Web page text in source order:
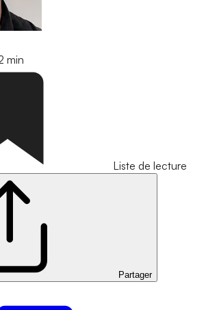
min
Liste de lecture
Partager